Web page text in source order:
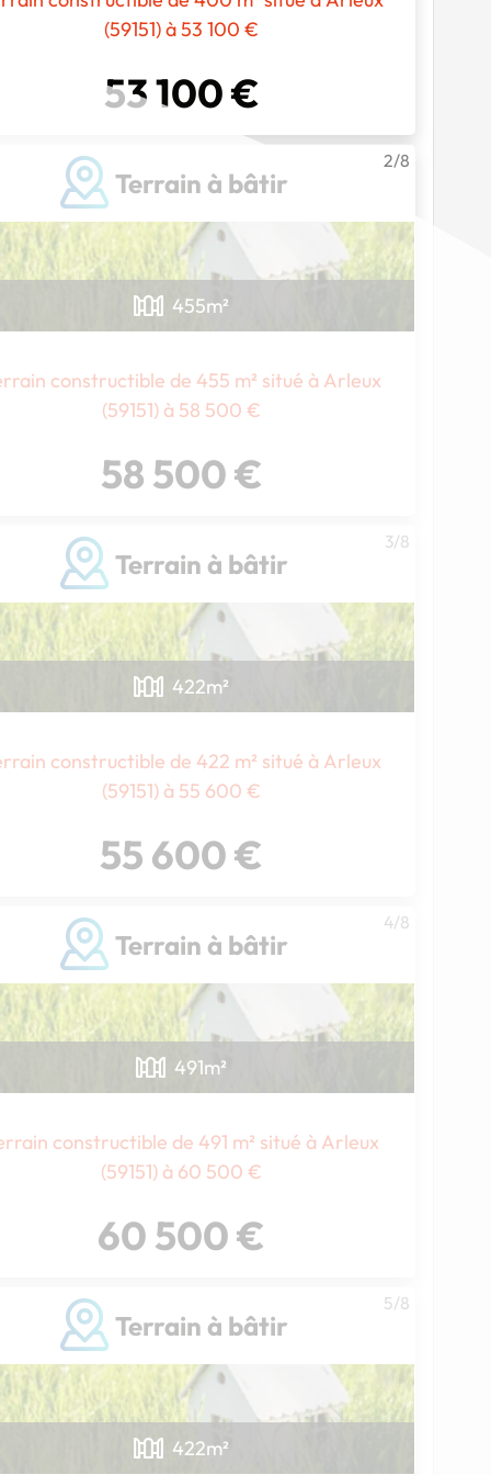
(59151) à 53 100 €
53 100 €
Terrain à bâtir
2/8
455m²
constructible de 455 m² situé à Arleux
(59151) à 58 500 €
58 500 €
Terrain à bâtir
3/8
422m²
constructible de 422 m² situé à Arleux
(59151) à 55 600 €
55 600 €
Terrain à bâtir
4/8
491m²
constructible de 491 m² situé à Arleux
(59151) à 60 500 €
60 500 €
Terrain à bâtir
5/8
422m²